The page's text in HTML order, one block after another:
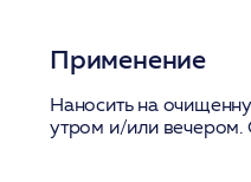
Применение
Наносить на
утром и/или вечером.